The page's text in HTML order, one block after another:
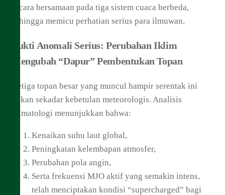
secara bersamaan pada tiga sistem cuaca berbeda,
sehingga memicu perhatian serius para ilmuwan.
Bukti Anomali Serius: Perubahan Iklim
Mengubah “Dapur” Pembentukan Topan
Ketiga topan besar yang muncul hampir serentak ini
bukan sekadar kebetulan meteorologis. Analisis
klimatologi menunjukkan bahwa:
Kenaikan suhu laut global,
Peningkatan kelembapan atmosfer,
Perubahan pola angin,
Serta frekuensi MJO aktif yang semakin intens,
telah menciptakan kondisi “supercharged” bagi